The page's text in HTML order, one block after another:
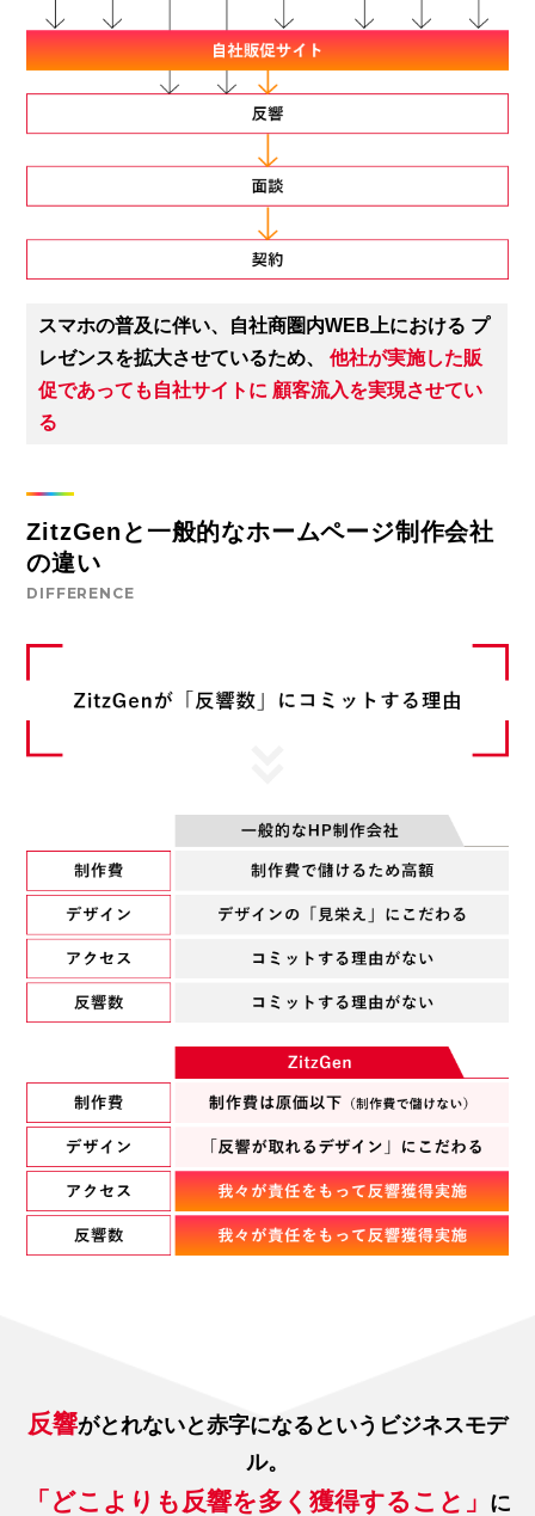
スマホの普及に伴い、自社商圏内WEB上における プ
レゼンスを拡大させているため、
他社が実施した販
促であっても自社サイトに 顧客流入を実現させてい
る
ZitzGenと一般的なホームページ制作会社
の違い
DIFFERENCE
反響がとれないと赤字になるというビジネスモデ
ル。
「どこよりも反響を多く獲得すること」 に